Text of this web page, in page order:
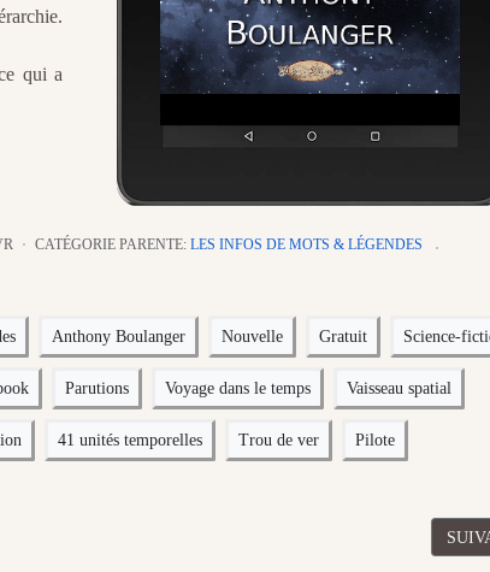
qui a
CATÉGORIE PARENTE: LES INFOS DE MOTS & LÉGENDES
Anthony Boulanger Nouvelle Gratuit Science-
Parutions Voyage dans le temps Vaisseau spatial
41 unités temporelles Trou de ver Pilote
: [RECUEIL DE NOUVELLES] "UN TEMPS POUR NAÎTRE ET